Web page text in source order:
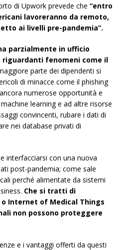
di Upwork prevede che “entro
lavoreranno da remoto,
ai livelli pre-pandemia”.
parzialmente in ufficio
fenomeni come il
parte dei dipendenti si
di minacce come il phishing
numerose opportunità e
learning e ad altre risorse
convincenti, rubare i dati di
nei database privati di
interfacciarsi con una nuova
post-pandemia; come sale
perché alimentate da sistemi
Che si tratti di
Internet of Medical Things
non possono proteggere
e i vantaggi offerti da questi